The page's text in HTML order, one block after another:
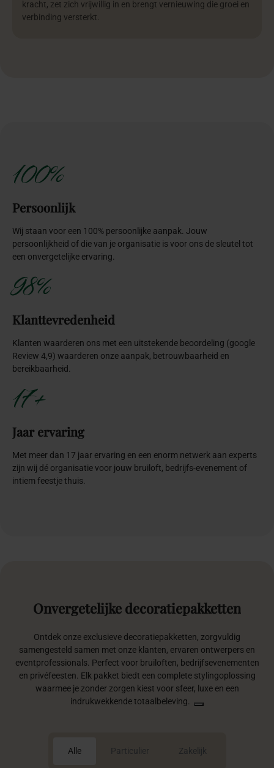
kracht, zet zich vrijwillig in en brengt vernieuwing die groei en
verbinding versterkt.
100%
Persoonlijk
Wij staan voor een 100% persoonlijke aanpak. Jouw
persoonlijkheid of die van je organisatie is voor ons de sleutel tot
een onvergetelijke ervaring.
98%
Klanttevredenheid
Klanten waarderen ons met een uitstekende beoordeling (google
Review 4,9) waarderen onze aanpak, betrouwbaarheid en
bereikbaarheid.
17+
Jaar ervaring
Met meer dan 17 jaar ervaring en een enorm netwerk aan experts
zijn wij dé organisatie voor jouw bruiloft, bedrijfs-evenement of
intiem feestje thuis.
Onvergetelijke decoratiepakketten
Ontdek onze exclusieve decoratiepakketten, zorgvuldig
samengesteld samen met onze klanten, ervaren ontwerpers en
eventprofessionals. Perfect voor bruiloften, bedrijfsevenementen
en privéfeesten. Elk pakket biedt een complete stylingoplossing
waarmee je zonder zorgen kiest voor sfeer, luxe en een
indrukwekkende totaalbeleving.
Alle Particulier Zakelijk